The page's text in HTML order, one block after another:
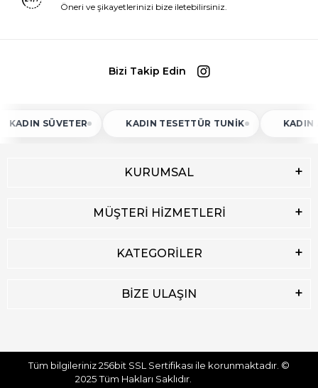
Öneri ve şikayetlerinizi bize iletebilirsiniz.
Bizi Takip Edin
SÜVETER KADIN TESETTÜR TUNIK KADIN ATLET
KURUMSAL
MÜŞTERİ HİZMETLERİ
KATEGORİLER
BİZE ULAŞIN
Tüm bilgileriniz 256bit SSL Sertifikası ile korunmaktadır. ©
2025Tüm Hakları Saklıdır.